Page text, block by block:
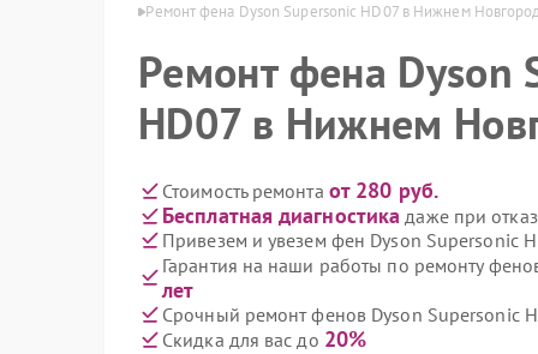
Нижнем Новгороде Ремонт фена Dyson Supersonic HD07 в Нижнем
Ремонт фена Dyson
HD07 в Нижнем
Стоимость ремонта от 280 руб.
Бесплатная диагностика даже при
Привезем и увезем фен Dyson Supersonic
Гарантия на наши работы по ремонту
лет
Срочный ремонт фенов Dyson Supersonic
Скидка для вас до 20%